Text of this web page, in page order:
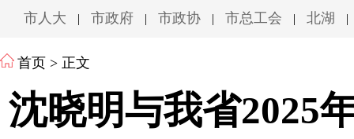
市人大 | 市政府 | 市政协 | 市总工会 | 北湖 |
首页 > 正文
沈晓明与我省2025